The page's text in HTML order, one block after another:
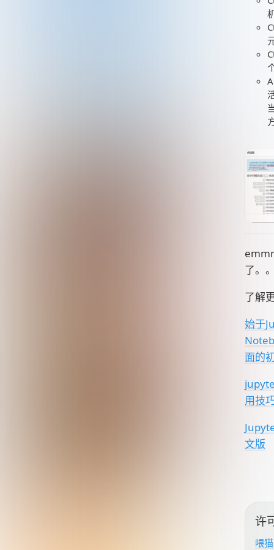
了。
了解
始于
面的
用技
文版
许
喂